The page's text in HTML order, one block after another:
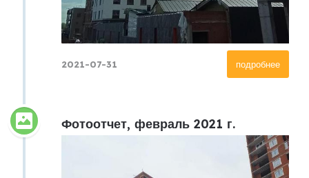
подробнее
2021-07-31
Фотоотчет, февраль 2021 г.